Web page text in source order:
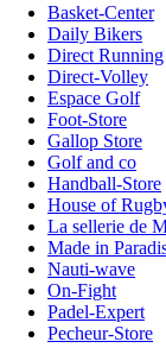
Basket-Center
Daily Bikers
Direct Running
Direct-Volley
Espace Golf
Foot-Store
Gallop Store
Golf and co
Handball-Store
House of
La sellerie de
Made in
Nauti-wave
On-Fight
Padel-Expert
Pecheur-Store